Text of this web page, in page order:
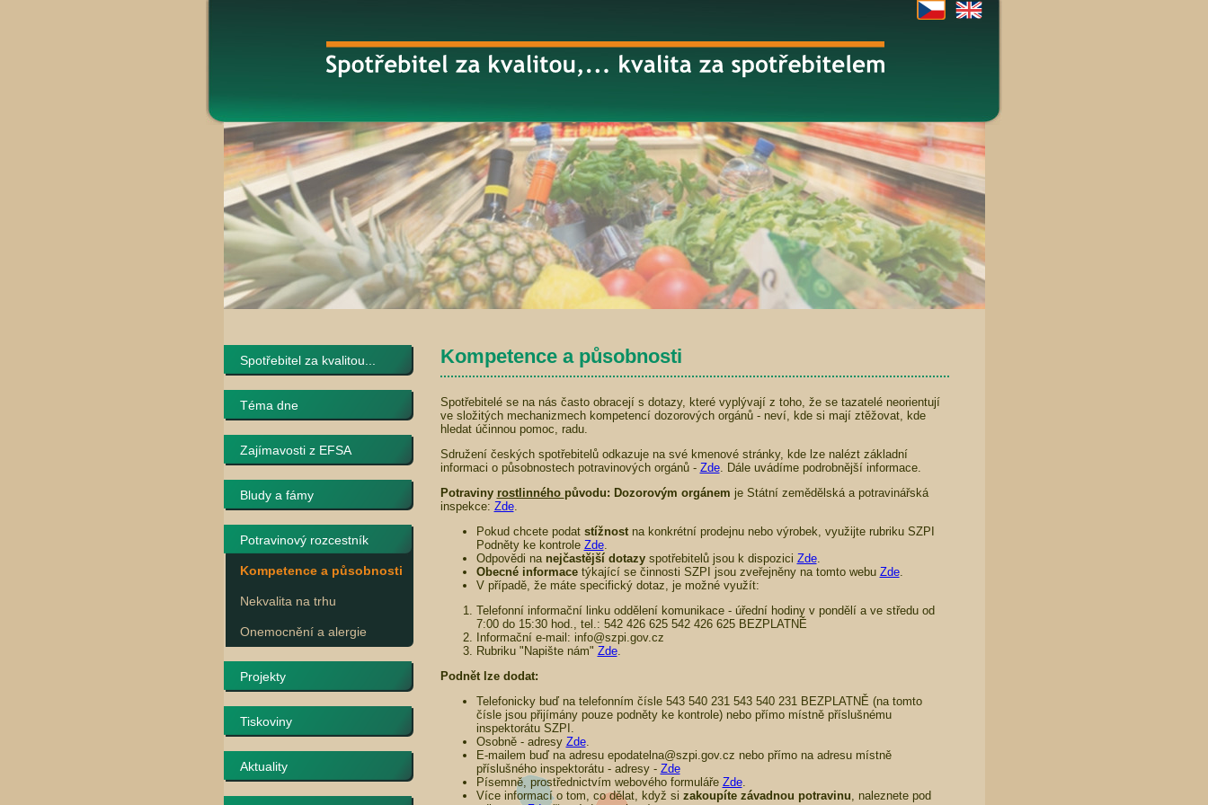
Spotřebitel za kvalitou...
Téma dne
Zajímavosti z EFSA
Bludy a fámy
Potravinový rozcestník
Kompetence a působnosti
Nekvalita na trhu
Onemocnění a alergie
Projekty
Tiskoviny
Aktuality
Kompetence a působnosti
Spotřebitelé se na nás často obracejí s dotazy, které vyplývají z toho, že se tazatelé neorientují
ve složitých mechanizmech kompetencí dozorových orgánů - neví, kde si mají ztěžovat, kde
hledat účinnou pomoc, radu.
Sdružení českých spotřebitelů odkazuje na své kmenové stránky, kde lze nalézt základní
informaci o působnostech potravinových orgánů - Zde. Dále uvádíme podrobnější informace.
Potraviny rostlinného původu: Dozorovým orgánem je Státní zemědělská a potravinářská
inspekce: Zde.
Pokud chcete podat stížnostna konkrétní prodejnu nebo výrobek, využijte rubriku SZPI
Podněty ke kontrole Zde.
Odpovědi na nejčastější dotazy spotřebitelů jsou k dispozici Zde.
Obecné informace týkající se činnosti SZPI jsou zveřejněny na tomto webu Zde.
V případě, že máte specifický dotaz, je možné využít:
Telefonní informační linku oddělení komunikace - úřední hodiny v pondělí a ve středu od
7:00 do 15:30 hod., tel.: 542 426 625 542 426 625 BEZPLATNĚ
Informační e-mail: info@szpi.gov.cz
Rubriku "Napište nám" Zde.
Podnět lze dodat:
Telefonicky buď na telefonním čísle 543 540 231 543 540 231 BEZPLATNĚ (na tomto
čísle jsou přijímány pouze podněty ke kontrole) nebo přímo místně příslušnému
inspektorátu SZPI.
Osobně - adresy Zde.
E-mailem buď na adresu epodatelna@szpi.gov.cz nebo přímo na adresu místně
příslušného inspektorátu - adresy - Zde
Písemně, prostřednictvím webového formuláře Zde.
Více informací o tom, co dělat, když si zakoupíte závadnou potravinu, naleznete pod